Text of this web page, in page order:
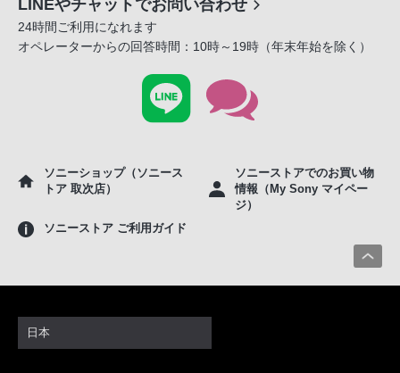
LINEやチャットでお問い合わせ
24時間ご利用になれます
オペレーターからの回答時間：10時～19時（年末年始を除く）
ソニーショップ（ソニース
トア 取次店）
ソニーストアでのお買い物
情報（My Sony マイペー
ジ）
ソニーストア ご利用ガイド
日本